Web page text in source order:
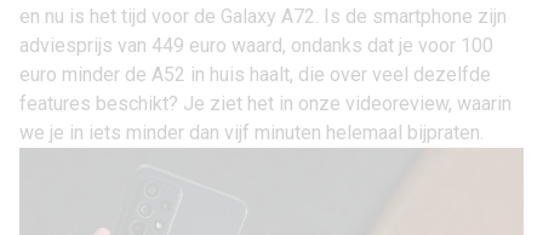
en nu is het tijd voor de Galaxy A72. Is de smartphone zijn
adviesprijs van 449 euro waard, ondanks dat je voor 100
euro minder de A52 in huis haalt, die over veel dezelfde
features beschikt? Je ziet het in onze videoreview, waarin
we je in iets minder dan vijf minuten helemaal bijpraten.